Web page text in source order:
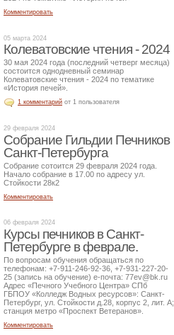
Комментировать
05 марта 2024
Колеватовские чтения - 2024
30 мая 2024 года (последний четверг месяца)
состоится однодневный семинар
Колеватовские чтения - 2024 по тематике
«История печей».
1 комментарий от 1 пользователя
29 февраля 2024
Собрание Гильдии Печников
Санкт-Петербурга
Собрание сотоится 29 февраля 2024 года.
Начало собрание в 17.00 по адресу ул.
Стойкости 28к2
Комментировать
06 февраля 2024
Курсы печников в Санкт-
Петербурге в феврале.
По вопросам обучения обращаться по
телефонам: +7-911-246-92-36, +7-931-227-20-
25 (запись на обучение) е-почта: 77ev@bk.ru
Адрес «Печного Учебного Центра» СПб
ГБПОУ «Колледж Водных ресурсов»: Санкт-
Петербург, ул. Стойкости д.28, корпус 2, лит. А;
станция метро «Проспект Ветеранов».
Комментировать